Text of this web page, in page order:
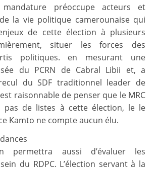
préoccupe acteurs et
la vie politique camerounaise qui
de cette élection à plusieurs
situer les forces des
politiques. en mesurant une
du PCRN de Cabral Libii et, a
du SDF traditionnel leader de
raisonnable de penser que le MRC
pas de listes à cette élection, le le
Kamto ne compte aucun élu.
permettra aussi d’évaluer les
du RDPC. L’élection servant à la